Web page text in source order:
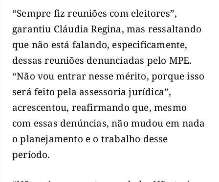
“Sempre fiz reuniões com eleitores”,
garantiu Cláudia Regina, mas ressaltando
que não está falando, especificamente,
dessas reuniões denunciadas pelo MPE.
“Não vou entrar nesse mérito, porque isso
será feito pela assessoria jurídica”,
acrescentou, reafirmando que, mesmo
com essas denúncias, não mudou em nada
o planejamento e o trabalho desse
período.